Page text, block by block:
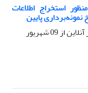
استخراج اطلاعات
از
09 شهریور